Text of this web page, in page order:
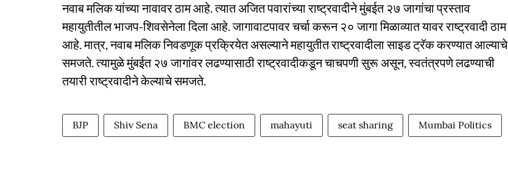
नवाब मलिक यांच्या नावावर ठाम आहे. त्यात अजित पवारांच्या राष्ट्रवादीने मुंबईत २७ जागांचा प्रस्ताव
महायुतीतील भाजप-शिवसेनेला दिला आहे. जागावाटपावर चर्चा करून २० जागा मिळाव्यात यावर राष्ट्रवादी ठाम
आहे. मात्र, नवाब मलिक निवडणूक प्रक्रियेत असल्याने महायुतीत राष्ट्रवादीला साइड ट्रॅक करण्यात आल्याचे
समजते. त्यामुळे मुंबईत २७ जागांवर लढण्यासाठी राष्ट्रवादीकडून चाचपणी सुरू असून, स्वतंत्रपणे लढण्याची
तयारी राष्ट्रवादीने केल्याचे समजते.
BJP Shiv Sena BMC election mahayuti seat sharing Mumbai Politics